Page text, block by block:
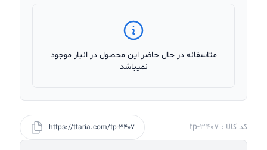
متاسفانه در حال حاضر این محصول در انبار موجود
نمیباشد
کد کالا : tp-3407 https://ttaria.com/tp-3407